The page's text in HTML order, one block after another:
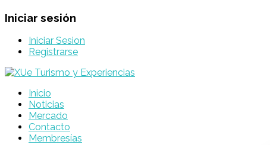
Iniciar sesión
Iniciar Sesion
Registrarse
Inicio
Noticias
Mercado
Contacto
Membresías